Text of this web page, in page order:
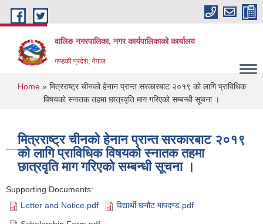
Skip to main content
वालिङ नगरपालिका, नगर कार्यपालिकाको कार्यालय
गण्डकी प्रदेश, नेपाल
You are here
Home» मित्रराष्ट्र चीनको हेनान प्रान्त सरकारबाट २०१९ को लागि प्राविधिक
विषयको स्नातक तहमा छात्रवृति माग गरिएको सम्बन्धी सूचना ।
मित्रराष्ट्र चीनको हेनान प्रान्त सरकारबाट २०१९
को लागि प्राविधिक विषयको स्नातक तहमा
छात्रवृति माग गरिएको सम्बन्धी सूचना ।
Supporting Documents:
Letter and Notice.pdf
विद्यार्थी छनौट मापदण्ड.pdf